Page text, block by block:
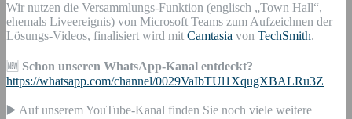
Wir nutzen die Versammlungs-Funktion (englisch „Town Hall“,
ehemals Liveereignis) von Microsoft Teams zum Aufzeichnen der
Lösungs-Videos, finalisiert wird mit Camtasia von TechSmith.
🆕 Schon unseren WhatsApp-Kanal entdeckt?
https://whatsapp.com/channel/0029VaIbTUl1XqugXBALRu3Z
▶️ Auf unserem YouTube-Kanal finden Sie noch viele weitere